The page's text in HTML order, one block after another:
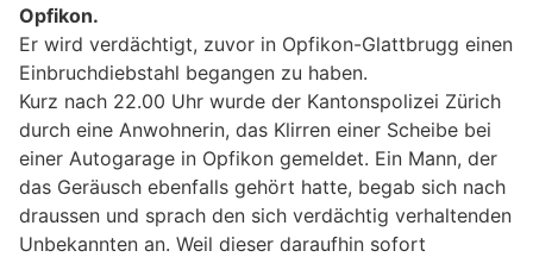
Opfikon.
Er wird verdächtigt, zuvor in Opfikon-Glattbrugg einen
Einbruchdiebstahl begangen zu haben.
Kurz nach 22.00 Uhr wurde der Kantonspolizei Zürich
durch eine Anwohnerin, das Klirren einer Scheibe bei
einer Autogarage in Opfikon gemeldet. Ein Mann, der
das Geräusch ebenfalls gehört hatte, begab sich nach
draussen und sprach den sich verdächtig verhaltenden
Unbekannten an. Weil dieser daraufhin sofort